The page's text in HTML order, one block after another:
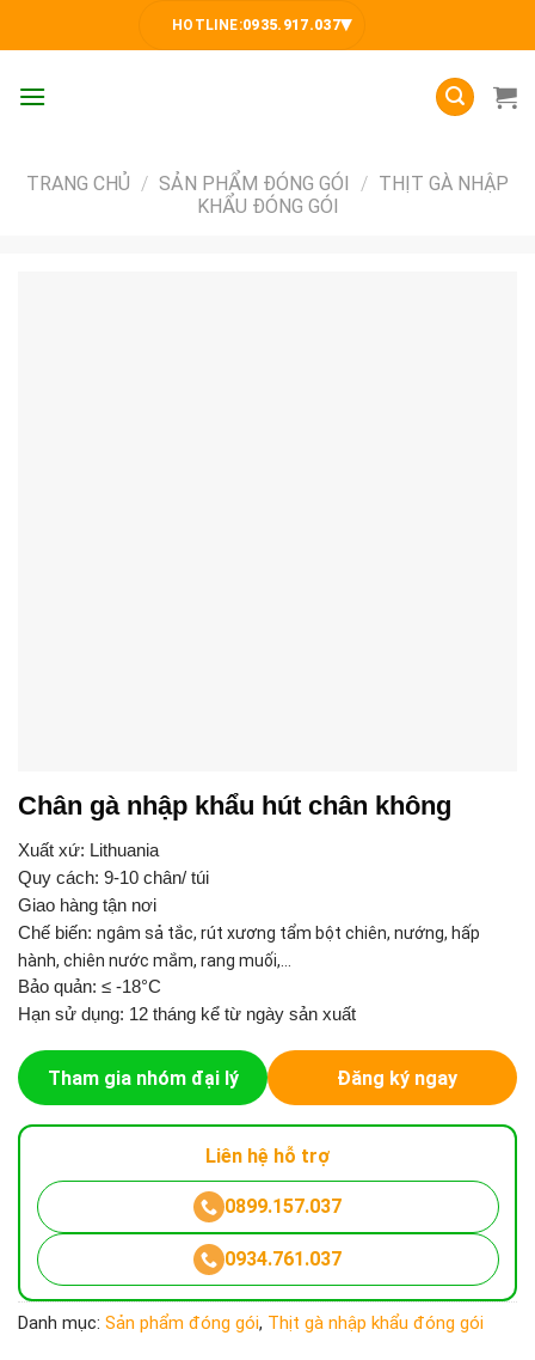
HOTLINE:0935.917.037▾
TRANG CHỦ / SẢN PHẨM ĐÓNG GÓI / THỊT GÀ NHẬP
KHẨU ĐÓNG GÓI
Chân gà nhập khẩu hút chân không
Xuất xứ: Lithuania
Quy cách: 9-10 chân/ túi
Giao hàng tận nơi
Chế biến: ngâm sả tắc, rút xương tẩm bột chiên, nướng, hấp
hành, chiên nước mắm, rang muối,…
Bảo quản: ≤ -18°C
Hạn sử dụng: 12 tháng kể từ ngày sản xuất
Tham gia nhóm đại lý Đăng ký ngay
Liên hệ hỗ trợ
0899.157.037
0934.761.037
Danh mục: Sản phẩm đóng gói, Thịt gà nhập khẩu đóng gói